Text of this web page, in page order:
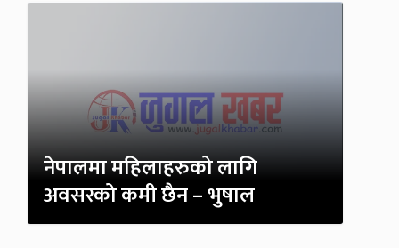
नेपालमा महिलाहरुको लागि
अवसरको कमी छैन – भुषाल